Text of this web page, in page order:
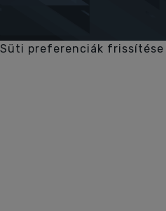
Süti preferenciák frissítése